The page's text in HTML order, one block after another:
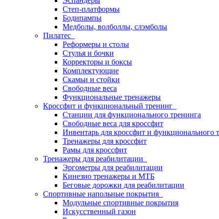
Степ-платформы
Бодипампы
Медболы, волболлы, слэмболы
Пилатес
Реформеры и столы
Стулья и бочки
Корректоры и боксы
Комплектующие
Скамьи и стойки
Свободные веса
Функциональные тренажеры
Кроссфит и функциональный тренинг
Станции для функционального тренинга
Свободные веса для кроссфит
Инвентарь для кроссфит и функционального
Тренажеры для кроссфит
Рамы для кроссфит
Тренажеры для реабилитации
Эргометры для реабилитации
Кинезио тренажеры и МТБ
Беговые дорожки для реабилитации
Спортивные напольные покрытия
Модульные спортивные покрытия
Искусственный газон